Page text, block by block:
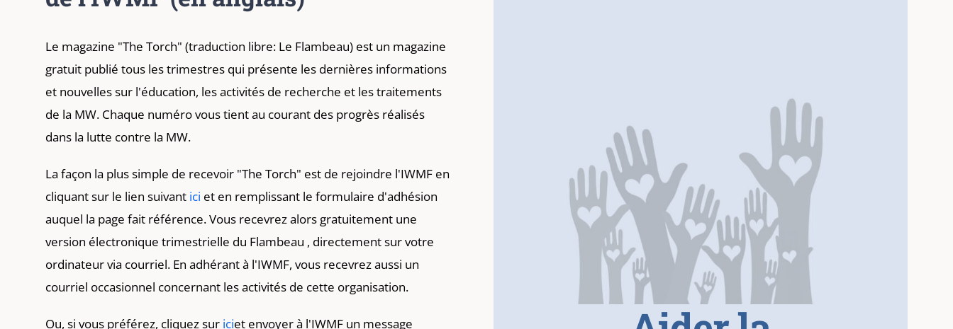
Le magazine "The Torch" (traduction libre: Le Flambeau) est un magazine
gratuit publié tous les trimestres qui présente les dernières informations
et nouvelles sur l'éducation, les activités de recherche et les traitements
de la MW. Chaque numéro vous tient au courant des progrès réalisés
dans la lutte contre la MW.
La façon la plus simple de recevoir "The Torch" est de rejoindre l'IWMF en
cliquant sur le lien suivant ici et en remplissant le formulaire d'adhésion
auquel la page fait référence. Vous recevrez alors gratuitement une
version électronique trimestrielle du Flambeau , directement sur votre
ordinateur via courriel. En adhérant à l'IWMF, vous recevrez aussi un
courriel occasionnel concernant les activités de cette organisation.
Ou, si vous préférez, cliquez sur iciet envoyer à l'IWMF un message